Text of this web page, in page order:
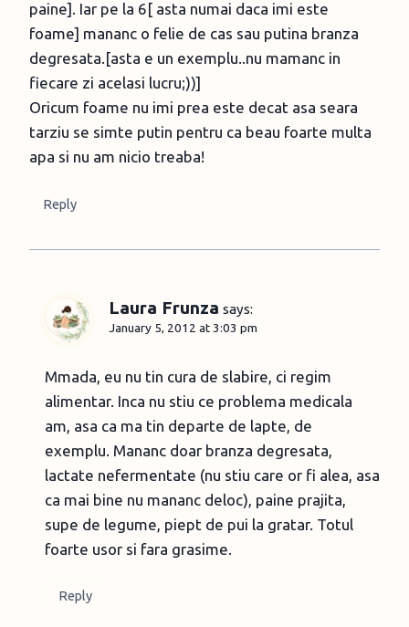
paine]. Iar pe la 6[ asta numai daca imi este
foame] mananc o felie de cas sau putina branza
degresata.[asta e un exemplu..nu mamanc in
fiecare zi acelasi lucru;))]
Oricum foame nu imi prea este decat asa seara
tarziu se simte putin pentru ca beau foarte multa
apa si nu am nicio treaba!
Reply
Laura Frunza says:
January 5, 2012 at 3:03 pm
Mmada, eu nu tin cura de slabire, ci regim
alimentar. Inca nu stiu ce problema medicala
am, asa ca ma tin departe de lapte, de
exemplu. Mananc doar branza degresata,
lactate nefermentate (nu stiu care or fi alea, asa
ca mai bine nu mananc deloc), paine prajita,
supe de legume, piept de pui la gratar. Totul
foarte usor si fara grasime.
Reply